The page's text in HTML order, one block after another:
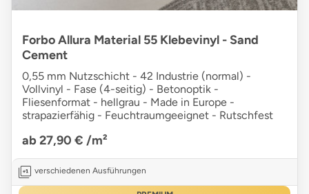
Forbo Allura Material 55 Klebevinyl - Sand
Cement
0,55 mm Nutzschicht - 42 Industrie (normal) -
Vollvinyl - Fase (4-seitig) - Betonoptik -
Fliesenformat - hellgrau - Made in Europe -
strapazierfähig - Feuchtraumgeeignet - Rutschfest
ab 27,90 € /m²
verschiedenen Ausführungen